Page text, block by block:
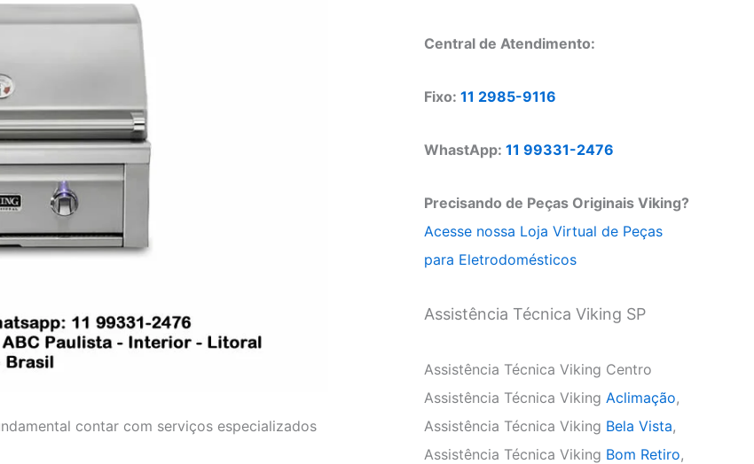
contar com serviços especializados
Central de Atendimento:
Fixo: 11 2985-9116
WhastApp: 11 99331-2476
Precisando de Peças Originais Viking?
Acesse nossa Loja Virtual de Peças
para Eletrodomésticos
Assistência Técnica Viking SP
Assistência Técnica Viking Centro
Assistência Técnica Viking Aclimação,
Assistência Técnica Viking Bela Vista,
Assistência Técnica Viking Bom Retiro,